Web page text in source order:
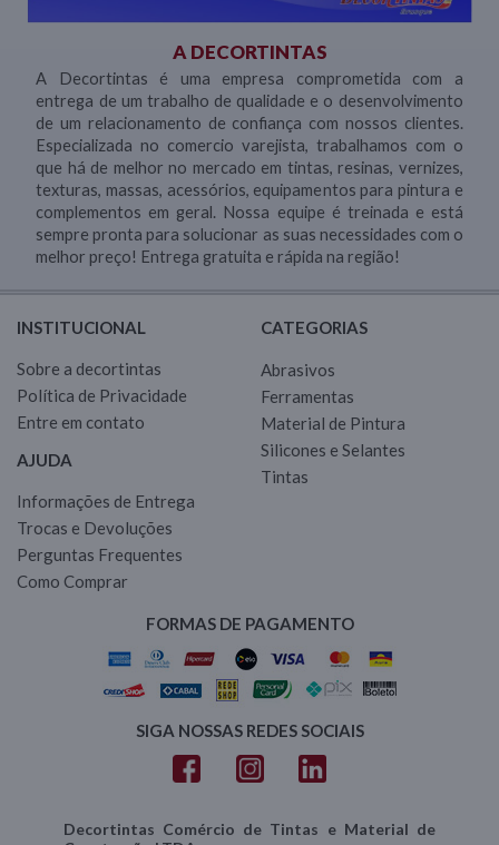
A DECORTINTAS
A Decortintas é uma empresa comprometida com a
entrega de um trabalho de qualidade e o desenvolvimento
de um relacionamento de confiança com nossos clientes.
Especializada no comercio varejista, trabalhamos com o
que há de melhor no mercado em tintas, resinas, vernizes,
texturas, massas, acessórios, equipamentos para pintura e
complementos em geral. Nossa equipe é treinada e est
sempre pronta para solucionar as suas necessidades com o
melhor preço! Entrega gratuita e rápida na região!
INSTITUCIONAL
Sobre a decortintas
Política de Privacidade
Entre em contato
AJUDA
Informações de Entrega
Trocas e Devoluções
Perguntas Frequentes
Como Comprar
CATEGORIAS
Abrasivos
Ferramentas
Material de Pintura
Silicones e Selantes
Tintas
FORMAS DE PAGAMENTO
SIGA NOSSAS REDES SOCIAIS
Decortintas Comércio de Tintas e Material de